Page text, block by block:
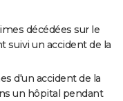
décédées sur le
suivi un accident de la
d'un accident de la
un hôpital pendant